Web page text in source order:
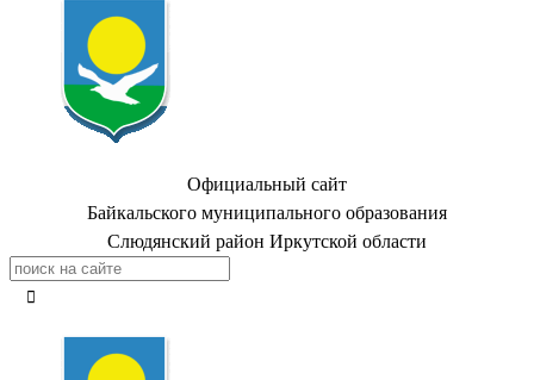
Официальный сайт
Байкальского муниципального образования
Слюдянский район Иркутской области